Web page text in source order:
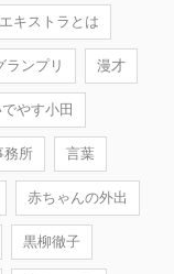
エキストラとは
ランプリ 漫才
やす小田
務所 言葉
赤ちゃんの外出
黒柳徹子